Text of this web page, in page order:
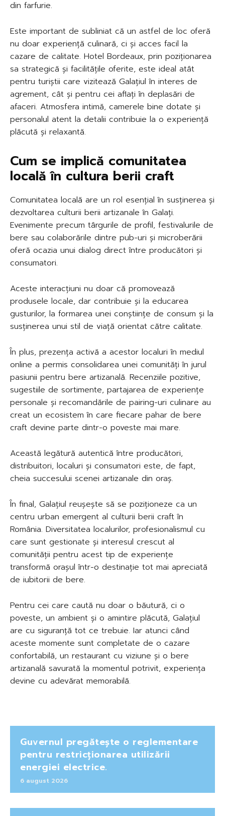
din farfurie.
Este important de subliniat că un astfel de loc oferă
nu doar experiență culinară, ci și acces facil la
cazare de calitate. Hotel Bordeaux, prin poziționarea
sa strategică și facilitățile oferite, este ideal atât
pentru turiștii care vizitează Galațiul în interes de
agrement, cât și pentru cei aflați în deplasări de
afaceri. Atmosfera intimă, camerele bine dotate și
personalul atent la detalii contribuie la o experiență
plăcută și relaxantă.
Cum se implică comunitatea
locală în cultura berii craft
Comunitatea locală are un rol esențial în susținerea și
dezvoltarea culturii berii artizanale în Galați.
Evenimente precum târgurile de profil, festivalurile de
bere sau colaborările dintre pub-uri și microberării
oferă ocazia unui dialog direct între producători și
consumatori.
Aceste interacțiuni nu doar că promovează
produsele locale, dar contribuie și la educarea
gusturilor, la formarea unei conștiințe de consum și la
susținerea unui stil de viață orientat către calitate.
În plus, prezența activă a acestor localuri în mediul
online a permis consolidarea unei comunități în jurul
pasiunii pentru bere artizanală. Recenziile pozitive,
sugestiile de sortimente, partajarea de experiențe
personale și recomandările de pairing-uri culinare au
creat un ecosistem în care fiecare pahar de bere
craft devine parte dintr-o poveste mai mare.
Această legătură autentică între producători,
distribuitori, localuri și consumatori este, de fapt,
cheia succesului scenei artizanale din oraș.
În final, Galațiul reușește să se poziționeze ca un
centru urban emergent al culturii berii craft în
România. Diversitatea localurilor, profesionalismul cu
care sunt gestionate și interesul crescut al
comunității pentru acest tip de experiențe
transformă orașul într-o destinație tot mai apreciată
de iubitorii de bere.
Pentru cei care caută nu doar o băutură, ci o
poveste, un ambient și o amintire plăcută, Galațiul
are cu siguranță tot ce trebuie. Iar atunci când
aceste momente sunt completate de o cazare
confortabilă, un restaurant cu viziune și o bere
artizanală savurată la momentul potrivit, experiența
devine cu adevărat memorabilă.
Guvernul pregătește o reglementare
pentru restricționarea utilizării
energiei electrice.
6 august 2026